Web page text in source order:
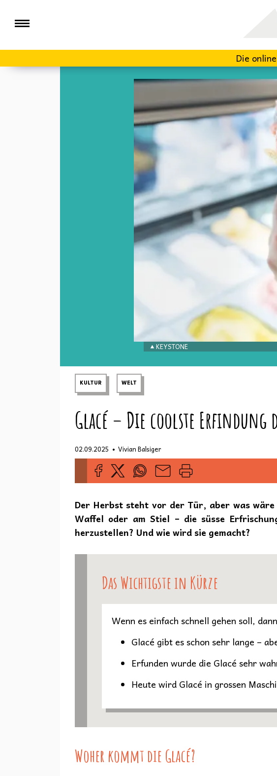
Die
KEYSTONE
KULTUR WELT
Glacé – Die coolste Erfindung
02.09.2025 • Vivian Balsiger
Der Herbst steht vor der Tür, aber was wäre
Waffel oder am Stiel – die süsse
herzustellen? Und wie wird sie gemacht?
Das Wichtigste in Kürze
Wenn es einfach schnell gehen soll,
Glacé gibt es schon sehr lange –
Erfunden wurde die Glacé sehr
Heute wird Glacé in grossen
Woher kommt die Glacé?